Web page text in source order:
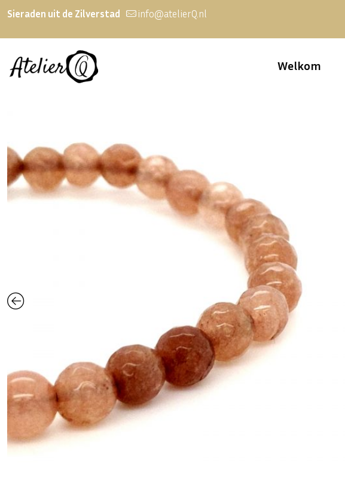
Sieraden uit de Zilverstad info@atelierQ.nl
Welkom